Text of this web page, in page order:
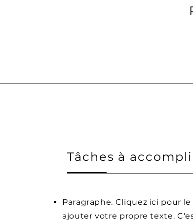
Tâches à
Paragraphe. Cliquez ici pour
ajouter votre propre texte.